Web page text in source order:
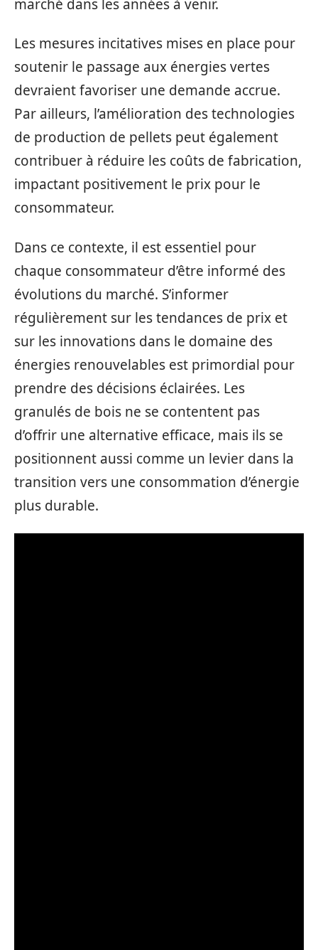
marché dans les années à venir.
Les mesures incitatives mises en place pour
soutenir le passage aux énergies vertes
devraient favoriser une demande accrue.
Par ailleurs, l’amélioration des technologies
de production de pellets peut également
contribuer à réduire les coûts de fabrication,
impactant positivement le prix pour le
consommateur.
Dans ce contexte, il est essentiel pour
chaque consommateur d’être informé des
évolutions du marché. S’informer
régulièrement sur les tendances de prix et
sur les innovations dans le domaine des
énergies renouvelables est primordial pour
prendre des décisions éclairées. Les
granulés de bois ne se contentent pas
d’offrir une alternative efficace, mais ils se
positionnent aussi comme un levier dans la
transition vers une consommation d’énergie
plus durable.